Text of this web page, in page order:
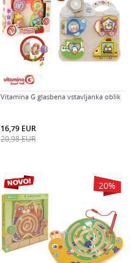
Vitamina G glasbena vstavljanka oblik
16,79 EUR
20,98EUR
20%